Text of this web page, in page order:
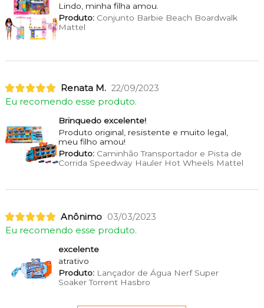
Lindo, minha filha amou.
Produto:Conjunto Barbie Beach Boardwalk
Mattel
Renata M. 22/09/2023
Eu recomendo esse produto.
Brinquedo excelente!
Produto original, resistente e muito legal,
meu filho amou!
Produto:Caminhão Transportador e Pista de
Corrida Speedway Hauler Hot Wheels Mattel
Anônimo 03/03/2023
Eu recomendo esse produto.
excelente
atrativo
Produto:Lançador de Água Nerf Super
Soaker Torrent Hasbro